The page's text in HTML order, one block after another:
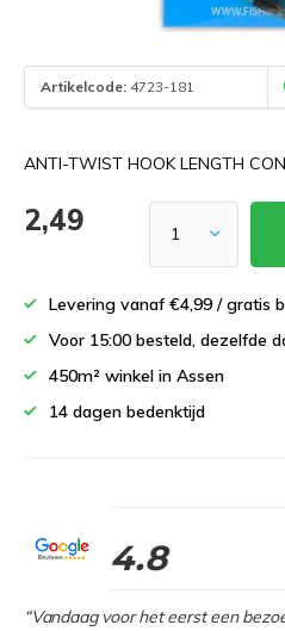
Artikelcode: 4723-181
ANTI-TWIST HOOK LENGTH
2,49
Levering vanaf €4,99 / gratis
Voor 15:00 besteld, dezelfde
450m² winkel in Assen
14 dagen bedenktijd
4.8
“Vandaag voor het eerst een